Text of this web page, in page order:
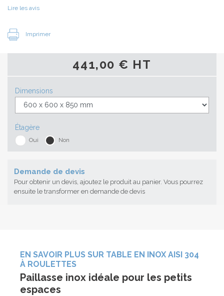
Lire les avis
Imprimer
441,00 € HT
Dimensions
Étagère
Oui Non
Demande de devis
Pour obtenir un devis, ajoutez le produit au panier. Vous pourrez
ensuite le transformer en demande de devis
EN SAVOIR PLUS SUR TABLE EN INOX AISI 304
À ROULETTES
Paillasse inox idéale pour les petits
espaces